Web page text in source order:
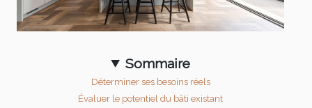
Sommaire
Déterminer ses besoins réels
Évaluer le potentiel du bâti existant